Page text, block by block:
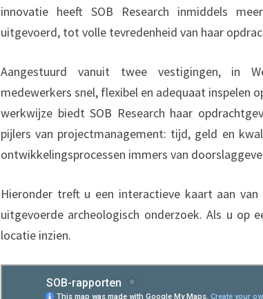
innovatie heeft SOB Research inmiddels
uitgevoerd, tot volle tevredenheid van haar
Aangestuurd vanuit twee vestigingen, in
medewerkers snel, flexibel en adequaat inspelen
werkwijze biedt SOB Research haar
pijlers van projectmanagement: tijd, geld en
ontwikkelingsprocessen immers van
Hieronder treft u een interactieve kaart aan
uitgevoerde archeologisch onderzoek. Als u
locatie inzien.